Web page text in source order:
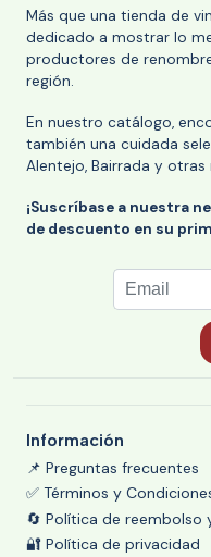
Más que una tienda de
dedicado a mostrar lo
productores de
región.
En nuestro catálogo,
también una cuidada
Alentejo, Bairrada y
¡Suscríbase a nuestra
de descuento en su
Información
📌 Preguntas frecuentes
✅ Términos y
🔄 Política de reembolso
🔐 Política de privacidad